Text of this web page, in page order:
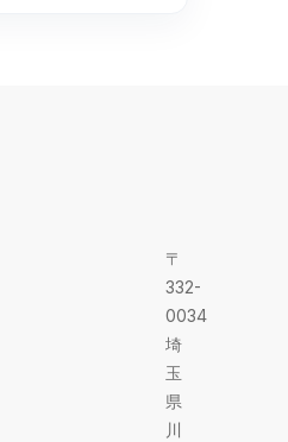
〒
332-
0034
埼
玉
県
川